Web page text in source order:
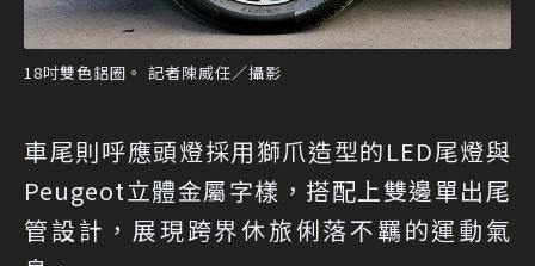
18吋雙色鋁圈。 記者陳威任／攝影
車尾則呼應頭燈採用獅爪造型的LED尾燈與
Peugeot立體金屬字樣，搭配上雙邊單出尾
管設計，展現跨界休旅俐落不羈的運動氣